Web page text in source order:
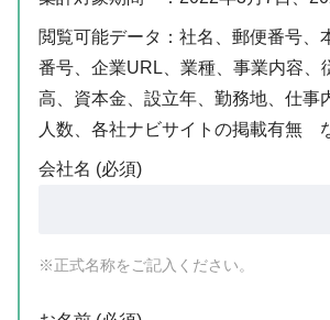
閲覧可能データ：社名、郵便番号、
番号、企業URL、業種、事業内容、
高、資本金、設立年、勤務地、仕事
人数、各社ナビサイトの掲載有無
会社名 (必須)
※正式名称をご記入ください。